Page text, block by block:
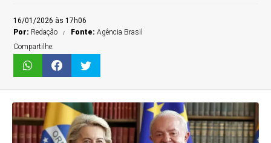
16/01/2026 às 17h06
Por: Redação Fonte:Agência Brasil
Compartilhe: